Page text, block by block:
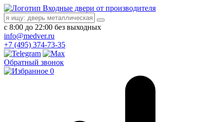
Входные двери от производителя
с 8:00 до 22:00 без выходных
info@medver.ru
+7 (495) 374-73-35
Обратный звонок
0